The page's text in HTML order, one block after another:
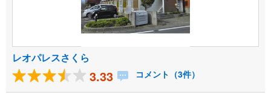
レオパレスさくら
3.33 コメント（3件）